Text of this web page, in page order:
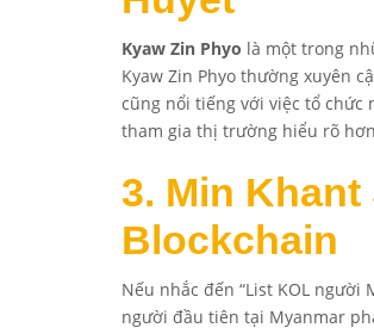
Kyaw Zin Phyo là một trong
Kyaw Zin Phyo thường xuyên
cũng nổi tiếng với việc tổ
tham gia thị trường hiểu rõ
3. Min
Blockchain
Nếu nhắc đến “List KOL người
người đầu tiên tại Myanmar